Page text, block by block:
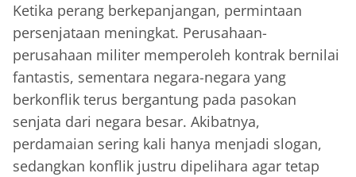
Ketika perang berkepanjangan, permintaan
persenjataan meningkat. Perusahaan-
perusahaan militer memperoleh kontrak bernilai
fantastis, sementara negara-negara yang
berkonflik terus bergantung pada pasokan
senjata dari negara besar. Akibatnya,
perdamaian sering kali hanya menjadi slogan,
sedangkan konflik justru dipelihara agar tetap